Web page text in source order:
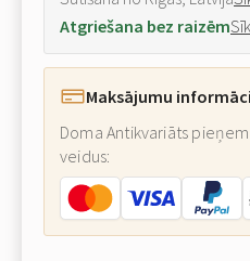
Atgriešana bez raizēm
Maksājumu
Doma Antikvariāts
veidus: